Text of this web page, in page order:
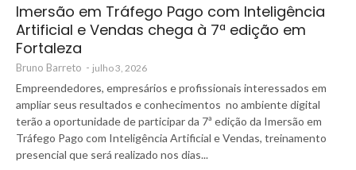
Imersão em Tráfego Pago com Inteligência
Artificial e Vendas chega à 7ª edição em
Fortaleza
Bruno Barreto - julho 3, 2026
Empreendedores, empresários e profissionais interessados em
ampliar seus resultados e conhecimentos no ambiente digital
terão a oportunidade de participar da 7ª edição da Imersão em
Tráfego Pago com Inteligência Artificial e Vendas, treinamento
presencial que será realizado nos dias...